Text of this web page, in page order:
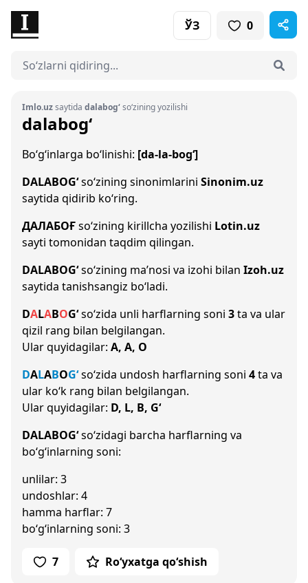
ЎЗ 0
Imlo.uzsaytida dalabog‘so‘zining yozilishi
dalabog‘
Bo‘g‘inlarga bo‘linishi: [da-la-bog‘]
DALABOG‘so‘zining sinonimlarini Sinonim.uz
saytida qidirib ko‘ring.
ДАЛАБОҒso‘zining kirillcha yozilishi Lotin.uz
sayti tomonidan taqdim qilingan.
DALABOG‘so‘zining ma’nosi va izohi bilan Izoh.uz
saytida tanishsangiz bo‘ladi.
DALABOG‘so‘zida unli harflarning soni 3ta va ular
qizil rang bilan belgilangan.
Ular quyidagilar: A, A, O
DALABOG‘so‘zida undosh harflarning soni 4ta va
ular ko‘k rang bilan belgilangan.
Ular quyidagilar: D, L, B, G‘
DALABOG‘so‘zidagi barcha harflarning va
bo‘g‘inlarning soni:
unlilar: 3
undoshlar: 4
hamma harflar: 7
bo‘g‘inlarning soni: 3
7 Ro‘yxatga qo‘shish